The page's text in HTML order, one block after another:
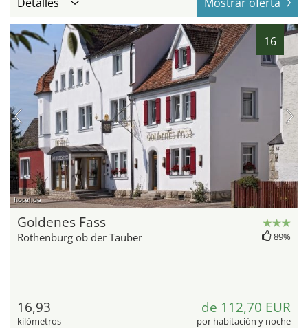
16
hotel.de
Goldenes Fass
Rothenburg ob der Tauber 89%
16,93
kilómetros
de 112,70 EUR
por habitación y noche